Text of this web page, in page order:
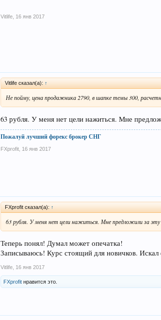
Vitlife 16 янв 2017
Vitlife сказал(а): ↑
Не пойму, цена продажника 2790, в шапке темы 300,
63 рубля. У меня нет цели нажиться. Мне
Пожалуй лучший форекс брокер СНГ
FXprofit 16 янв 2017
FXprofit сказал(а): ↑
63 рубля. У меня нет цели нажиться. Мне предложили за эту
Теперь понял! Думал может опечатка!
Записываюсь! Курс стоящий для новичков. Искал
Vitlife 16 янв 2017
FXprofit нравится это.